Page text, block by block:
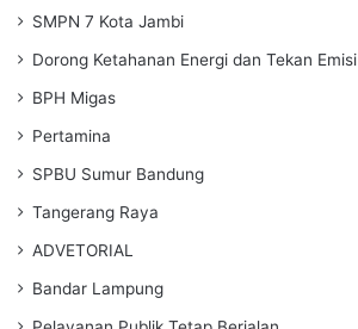
SMPN 7 Kota Jambi
Dorong Ketahanan Energi dan Tekan Emisi
BPH Migas
Pertamina
SPBU Sumur Bandung
Tangerang Raya
ADVETORIAL
Bandar Lampung